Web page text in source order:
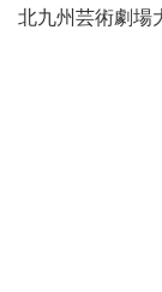
北九州芸術劇場